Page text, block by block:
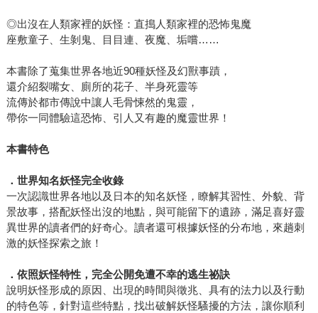
◎出沒在人類家裡的妖怪：直搗人類家裡的恐怖鬼魔
座敷童子、生剝鬼、目目連、夜魔、垢嚐……
本書除了蒐集世界各地近90種妖怪及幻獸事蹟，
還介紹裂嘴女、廁所的花子、半身死靈等
流傳於都市傳說中讓人毛骨悚然的鬼靈，
帶你一同體驗這恐怖、引人又有趣的魔靈世界！
本書特色
．世界知名妖怪完全收錄
一次認識世界各地以及日本的知名妖怪，瞭解其習性、外貌、背
景故事，搭配妖怪出沒的地點，與可能留下的遺跡，滿足喜好靈
異世界的讀者們的好奇心。讀者還可根據妖怪的分布地，來趟刺
激的妖怪探索之旅！
．依照妖怪特性，完全公開免遭不幸的逃生祕訣
說明妖怪形成的原因、出現的時間與徵兆、具有的法力以及行動
的特色等，針對這些特點，找出破解妖怪騷擾的方法，讓你順利